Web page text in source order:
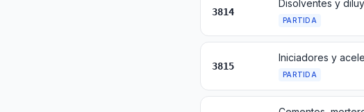
3814
PARTIDA
3815
PARTIDA